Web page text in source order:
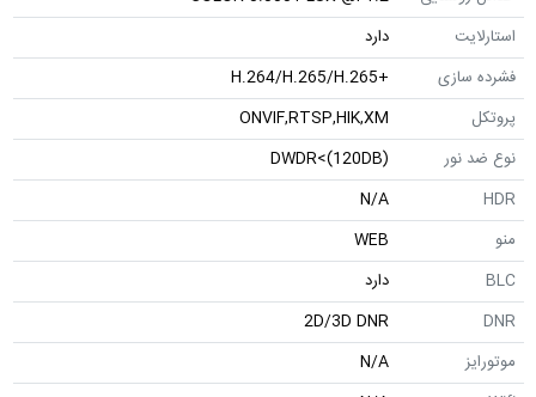
+H.264/H.265/H.265
ONVIF,RTSP,HIK,XM
DWDR<(120DB)
2D/3D DNR